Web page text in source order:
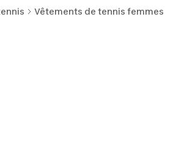
Vêtements de tennis femmes